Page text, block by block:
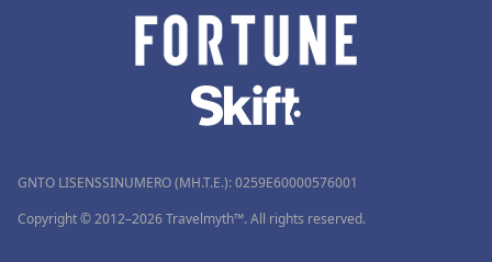
GNTO LISENSSINUMERO (MH.T.E.): 0259Ε60000576001
Copyright © 2012–2026 Travelmyth™. All rights reserved.